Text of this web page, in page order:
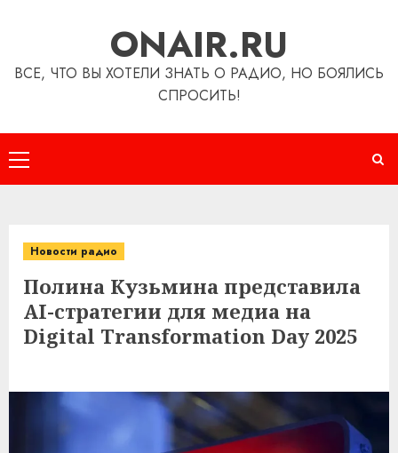
ONAIR.RU
ВСЕ, ЧТО ВЫ ХОТЕЛИ ЗНАТЬ О РАДИО, НО БОЯЛИСЬ
СПРОСИТЬ!
Основное
меню
Новости радио
Полина Кузьмина представила
AI-стратегии для медиа на
Digital Transformation Day 2025